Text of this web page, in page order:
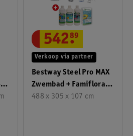
Bestway Steel Pro MAX
Zwembad + Famiflora
Startset Waterbeheer
488 x 305 x 107 cm
Verkoop via partner
542.
89